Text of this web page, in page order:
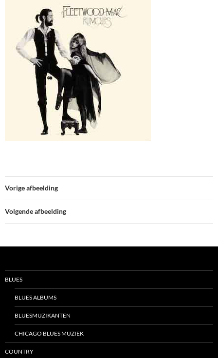
Vorige afbeelding
Volgende afbeelding
BLUES
BLUES ALBUMS
BLUESMUZIKANTEN
CHICAGO BLUES MUZIEK
COUNTRY